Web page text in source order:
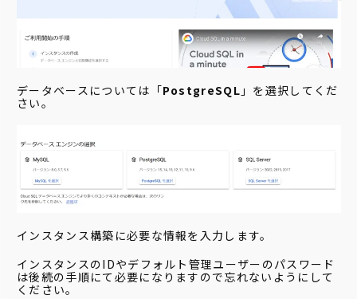
データベースについては「PostgreSQL 」を選択してくだ
さい。
インスタンス構築に必要な情報を入力します。
インスタンスのIDやデフォルト管理ユーザーのパスワード
は後続の手順にて必要になりますので忘れないようにして
ください。